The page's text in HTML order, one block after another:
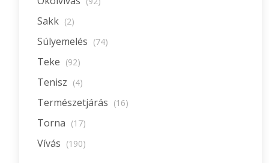
Sakk (2)
Súlyemelés (74)
Teke (92)
Tenisz (4)
Természetjárás (16)
Torna (17)
Vívás (190)